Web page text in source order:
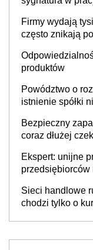
Firmy wydają
często znikają
produktów
Powództwo o
istnienie spółki
Bezpieczny
coraz dłużej
Ekspert: unijne
Sieci handlowe
chodzi tylko o